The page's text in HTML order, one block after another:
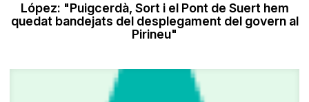
López: "Puigcerdà, Sort i el Pont de Suert hem
quedat bandejats del desplegament del govern al
Pirineu"